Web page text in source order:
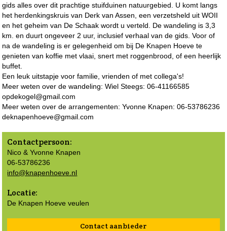
gids alles over dit prachtige stuifduinen natuurgebied. U komt langs
het herdenkingskruis van Derk van Assen, een verzetsheld uit WOII
en het geheim van De Schaak wordt u verteld. De wandeling is 3,3
km. en duurt ongeveer 2 uur, inclusief verhaal van de gids. Voor of
na de wandeling is er gelegenheid om bij De Knapen Hoeve te
genieten van koffie met vlaai, snert met roggenbrood, of een heerlijk
buffet.
Een leuk uitstapje voor familie, vrienden of met collega's!
Meer weten over de wandeling: Wiel Steegs: 06-41166585
opdekogel@gmail.com
Meer weten over de arrangementen: Yvonne Knapen: 06-53786236
deknapenhoeve@gmail.com
Contactpersoon:
Nico & Yvonne Knapen
06-53786236
info@knapenhoeve.nl
Locatie:
De Knapen Hoeve veulen
Contact aanbieder